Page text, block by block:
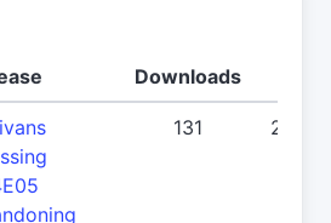
Downloads
131
21/